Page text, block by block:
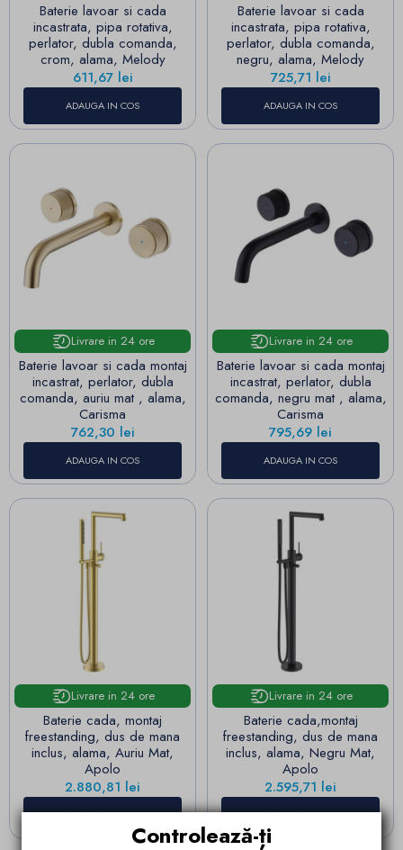
Baterie lavoar si cada
incastrata, pipa rotativa,
perlator, dubla comanda,
crom, alama, Melody
Pret
611,67 lei
ADAUGA IN COS
Baterie lavoar si cada
incastrata, pipa rotativa,
perlator, dubla comanda,
negru, alama, Melody
Pret
725,71 lei
ADAUGA IN COS
Livrare in 24 ore
Baterie lavoar si cada montaj
incastrat, perlator, dubla
comanda, auriu mat , alama,
Carisma
Pret
762,30 lei
ADAUGA IN COS
Livrare in 24 ore
Baterie lavoar si cada montaj
incastrat, perlator, dubla
comanda, negru mat , alama,
Carisma
Pret
795,69 lei
ADAUGA IN COS
Livrare in 24 ore
Baterie cada, montaj
freestanding, dus de mana
inclus, alama, Auriu Mat,
Apolo
Pret
2.880,81 lei
ADAUGA IN COS
Livrare in 24 ore
Baterie cada,montaj
freestanding, dus de mana
inclus, alama, Negru Mat,
Apolo
Pret
2.595,71 lei
ADAUGA IN COS
Controlează-ți